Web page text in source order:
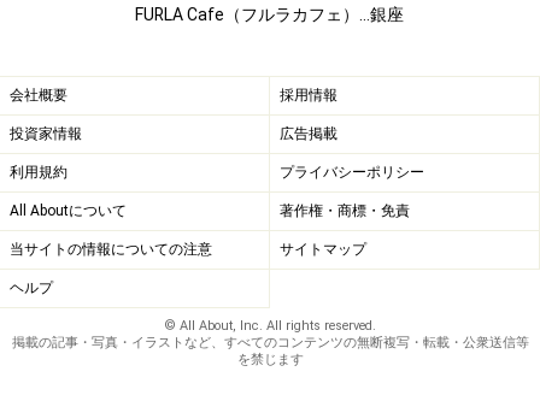
FURLA Cafe（フルラカフェ）…銀座
会社概要 採用情報
投資家情報 広告掲載
利用規約 プライバシーポリシー
All Aboutについて 著作権・商標・免責
当サイトの情報についての注意 サイトマップ
ヘルプ
© All About, Inc. All rights reserved.
掲載の記事・写真・イラストなど、すべてのコンテンツの無断複写・転載・公衆送信等
を禁じます